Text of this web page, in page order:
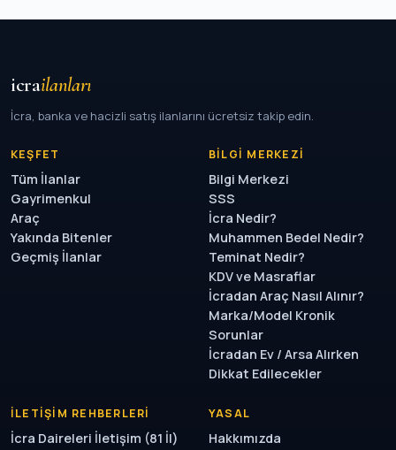
icrailanları
İcra, banka ve hacizli satış ilanlarını ücretsiz takip edin.
KEŞFET
Tüm İlanlar
Gayrimenkul
Araç
Yakında Bitenler
Geçmiş İlanlar
BILGI MERKEZI
Bilgi Merkezi
SSS
İcra Nedir?
Muhammen Bedel Nedir?
Teminat Nedir?
KDV ve Masraflar
İcradan Araç Nasıl Alınır?
Marka/Model Kronik
Sorunlar
İcradan Ev / Arsa Alırken
Dikkat Edilecekler
İLETIŞIM REHBERLERI
İcra Daireleri İletişim (81 İl)
YASAL
Hakkımızda